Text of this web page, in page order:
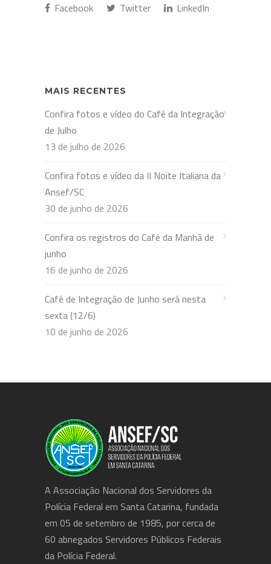
Facebook Twitter LinkedIn
MAIS RECENTES
Confira fotos e vídeo do Café da Integração
de Julho
13 de julho de 2026
Confira fotos e vídeo da II Noite Italiana da
Ansef/SC
30 de junho de 2026
Confira os registros do Café da Manhã de
junho
16 de junho de 2026
Café de Integração de Junho será nesta
sexta (12/6)
10 de junho de 2026
A Associação Nacional dos Servidores da
Polícia Federal em Santa Catarina, fundada
em 05 de setembro de 1985, por cerca de
60 abnegados Servidores Públicos Federais
da Polícia Federal.